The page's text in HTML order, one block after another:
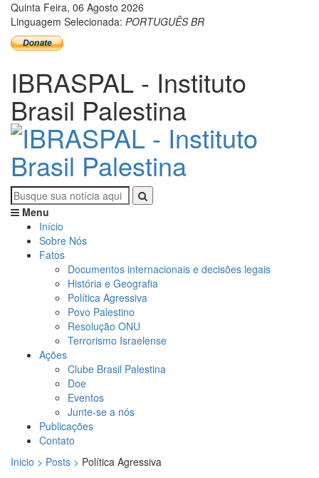
Quinta Feira, 06 Agosto 2026
Linguagem Selecionada: PORTUGUÊS BR
IBRASPAL - Instituto
Brasil Palestina
Menu
Início
Sobre Nós
Fatos
Documentos internacionais e decisões legais
História e Geografia
Política Agressiva
Povo Palestino
Resolução ONU
Terrorismo Israelense
Ações
Clube Brasil Palestina
Doe
Eventos
Junte-se a nós
Publicações
Contato
Inicio > Posts > Política Agressiva